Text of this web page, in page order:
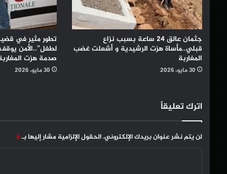
جثمان عالق 24 ساعة بسبب نزاع
قبلي..مأساة هزت الرشيدية و أشعلت غضب
المغاربة
30 مايو، 2026
تطور مثير في
لطفل”..الأمن يوقف
صدمة هزت
30 مايو، 2026
اترك تعليقاً
لن يتم نشر عنوان بريدك الإلكتروني.الحقول الإلزامية مشار إليها بـ*